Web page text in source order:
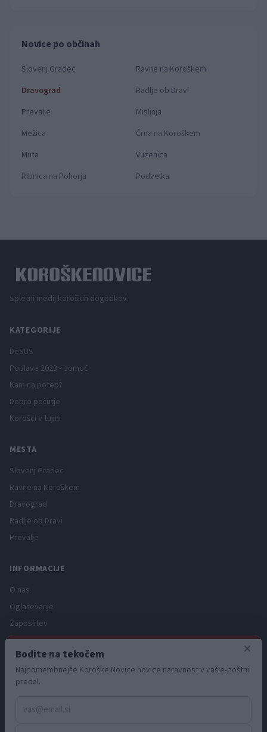
Novice po občinah
Slovenj Gradec
Ravne na Koroškem
Dravograd
Radlje ob Dravi
Prevalje
Mislinja
Mežica
Črna na Koroškem
Muta
Vuzenica
Ribnica na Pohorju
Podvelka
Spletni medij koroških dogodkov.
KATEGORIJE
DeSUS
Poplave 2023 - pomoč
Kam na potep?
Dobro počutje
Korošci v tujini
MESTA
Slovenj Gradec
Ravne na Koroškem
Dravograd
Radlje ob Dravi
Prevalje
INFORMACIJE
O nas
Oglaševanje
Zaposlitev
Pravno obvestilo
Zasebnost in piškotki
Storitve
Pogoji uporabe
×
Bodite na tekočem
Najpomembnejše Koroške Novice novice naravnost v vaš e-poštni
predal.